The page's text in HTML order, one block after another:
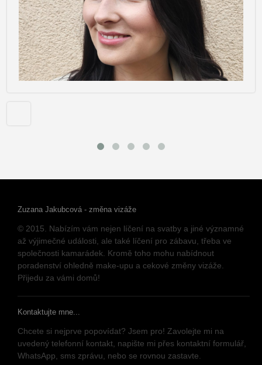
Zuzana Jakubcová - změna vizáže
© 2015. Nabízím vám nejen líčení na svatby a jiné významné
až výjimečné události, ale také líčení pro zábavu, třeba ve
společnosti kamarádek. Kromě toho mohu nabídnout
poradenství ohledně make-upu a cekové změny vizáže.
Přijedu za vámi domů!
Kontaktujte mne...
Chcete si nejprve popovídat? Jsem pro! Zavolejte mi na
uvedený telefonní kontakt, napište mi přes kontaktní formulář,
WhatsApp, sms zprávu, nebo se rovnou zastavte.